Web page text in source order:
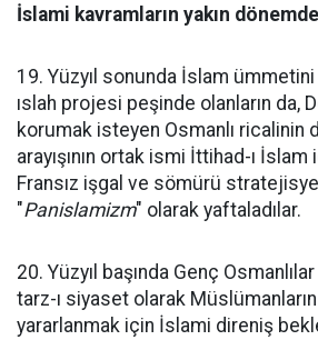
İslami kavramların yakın
19. Yüzyıl sonunda İslam
ıslah projesi peşinde olanların da,
korumak isteyen Osmanlı ricalinin
arayışının ortak ismi İttihad-ı
Fransız işgal ve sömürü
"Panislamizm" olarak yaftaladılar.
20. Yüzyıl başında Genç
tarz-ı siyaset olarak
yararlanmak için İslami direniş